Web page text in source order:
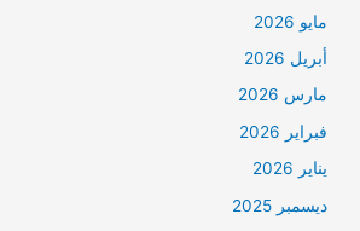
مايو 2026
أبريل 2026
مارس 2026
فبراير 2026
يناير 2026
ديسمبر 2025